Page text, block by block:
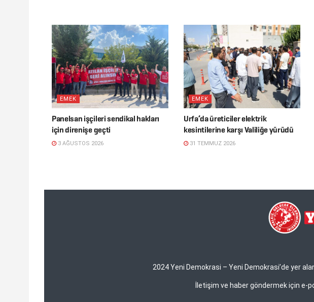
EMEK
Panelsan işçileri sendikal hakları
için direnişe geçti
3 AĞUSTOS 2026
EMEK
Urfa’da üreticiler elektrik
kesintilerine karşı Valiliğe yürüdü
31 TEMMUZ 2026
2024 Yeni Demokrasi – Yeni Demokrasi’de yer
İletişim ve haber göndermek için e-